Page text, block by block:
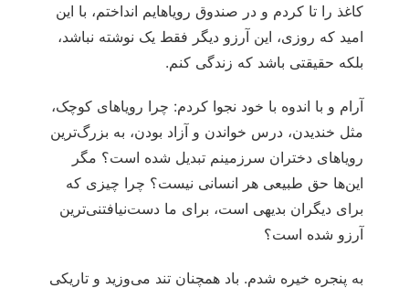
کاغذ را تا کردم و در صندوق رویاهایم انداختم، با این
امید که روزی، این آرزو دیگر فقط یک نوشته نباشد،
بلکه حقیقتی باشد که زندگی کنم.
آرام و با اندوه با خود نجوا کردم: چرا رویاهای کوچک،
مثل خندیدن، درس خواندن و آزاد بودن، به بزرگ‌ترین
رویاهای دختران سرزمینم تبدیل شده است؟ مگر
این‌ها حق طبیعی هر انسانی نیست؟ چرا چیزی که
برای دیگران بدیهی است، برای ما دست‌نیافتنی‌ترین
آرزو شده است؟
به پنجره خیره شدم. باد همچنان تند می‌وزید و تاریکی